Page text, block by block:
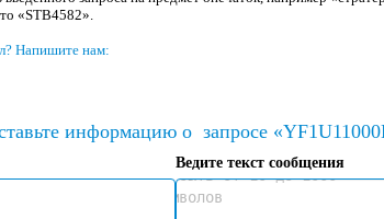
«STB4582».
Напишите нам:
информацию о запросе
Ведите текст сообщения